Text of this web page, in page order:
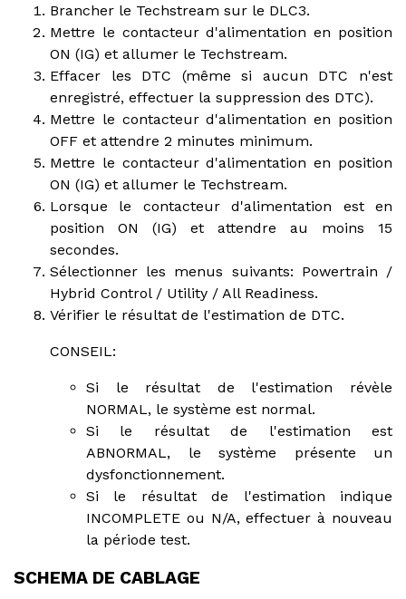
Brancher le Techstream sur le DLC3.
Mettre le contacteur d'alimentation en position
ON (IG) et allumer le Techstream.
Effacer les DTC (même si aucun DTC n'est
enregistré, effectuer la suppression des DTC).
Mettre le contacteur d'alimentation en position
OFF et attendre 2 minutes minimum.
Mettre le contacteur d'alimentation en position
ON (IG) et allumer le Techstream.
Lorsque le contacteur d'alimentation est en
position ON (IG) et attendre au moins 15
secondes.
Sélectionner les menus suivants: Powertrain /
Hybrid Control / Utility / All Readiness.
Vérifier le résultat de l'estimation de DTC.
CONSEIL:
Si le résultat de l'estimation révèle
NORMAL, le système est normal.
Si le résultat de l'estimation est
ABNORMAL, le système présente un
dysfonctionnement.
Si le résultat de l'estimation indique
INCOMPLETE ou N/A, effectuer à nouveau
la période test.
SCHEMA DE CABLAGE